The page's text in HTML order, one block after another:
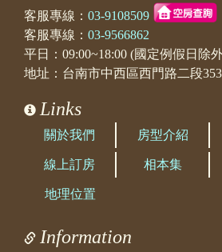
客服專線： 03-9108509
客服專線： 03-9566862
平日：09:00~18:00 (國定例假日除
地址：台南市中西區西門路二段
Links
關於我們 房型介紹
線上訂房 相本集
地理位置
Information